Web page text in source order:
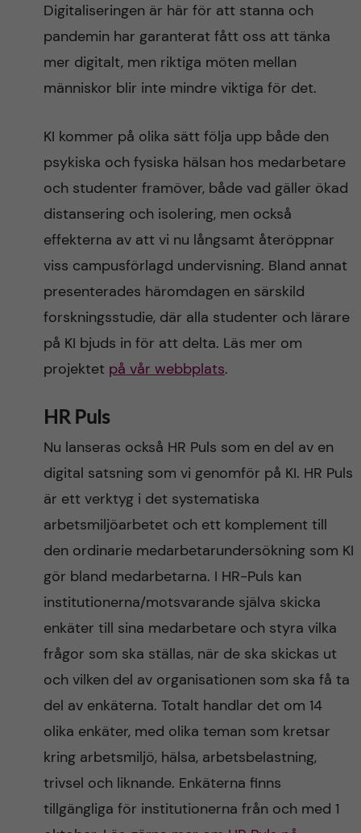
Digitaliseringen är här för att stanna och
pandemin har garanterat fått oss att tänka
mer digitalt, men riktiga möten mellan
människor blir inte mindre viktiga för det.
KI kommer på olika sätt följa upp både den
psykiska och fysiska hälsan hos medarbetare
och studenter framöver, både vad gäller ökad
distansering och isolering, men också
effekterna av att vi nu långsamt återöppnar
viss campusförlagd undervisning. Bland annat
presenterades häromdagen en särskild
forskningsstudie, där alla studenter och lärare
på KI bjuds in för att delta. Läs mer om
projektet på vår webbplats.
HR Puls
Nu lanseras också HR Puls som en del av en
digital satsning som vi genomför på KI. HR Puls
är ett verktyg i det systematiska
arbetsmiljöarbetet och ett komplement till
den ordinarie medarbetarundersökning som KI
gör bland medarbetarna. I HR-Puls kan
institutionerna/motsvarande själva skicka
enkäter till sina medarbetare och styra vilka
frågor som ska ställas, när de ska skickas ut
och vilken del av organisationen som ska få ta
del av enkäterna. Totalt handlar det om 14
olika enkäter, med olika teman som kretsar
kring arbetsmiljö, hälsa, arbetsbelastning,
trivsel och liknande. Enkäterna finns
tillgängliga för institutionerna från och med 1